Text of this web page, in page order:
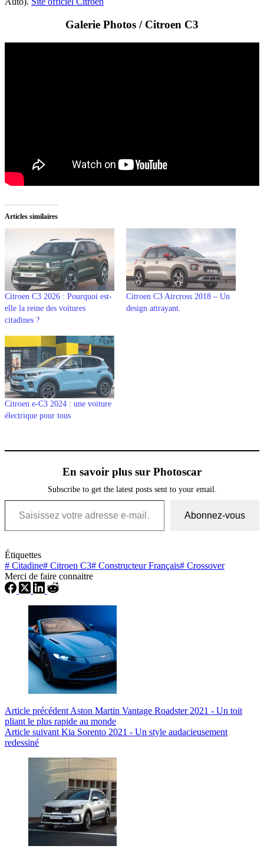
Galerie Photos / Citroen C3
Articles similaires
Citroen C3 2026 : Pourquoi est-
elle la reine des voitures
citadines ?
Citroen C3 Aircross 2018 – Un
design attrayant.
Citroen e-C3 2024 : une voiture
électrique pour tous
En savoir plus sur Photoscar
Subscribe to get the latest posts sent to your email.
Saisissez votre adresse e-mail…
Abonnez-vous
Étiquettes
# Citadine# Citroen C3# Constructeur Français# Crossover
Merci de faire connaitre
Article précédent Aston Martin Vantage Roadster 2021 - Un toit
pliant le plus rapide au monde
Article suivant Kia Sorento 2021 - Un style audacieusement
redessiné